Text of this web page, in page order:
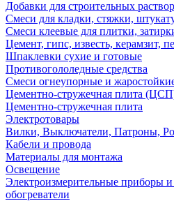
Добавки для строительных
Смеси для кладки, стяжки,
Смеси клеевые для плитки,
Цемент, гипс, известь, керамзит,
Шпаклевки сухие и готовые
Противогололедные средства
Смеси огнеупорные и
Цементно-стружечная плита
Цементно-стружечная плита
Электротовары
Вилки, Выключатели, Патроны,
Кабели и провода
Материалы для монтажа
Освещение
Электроизмерительные приборы
обогреватели